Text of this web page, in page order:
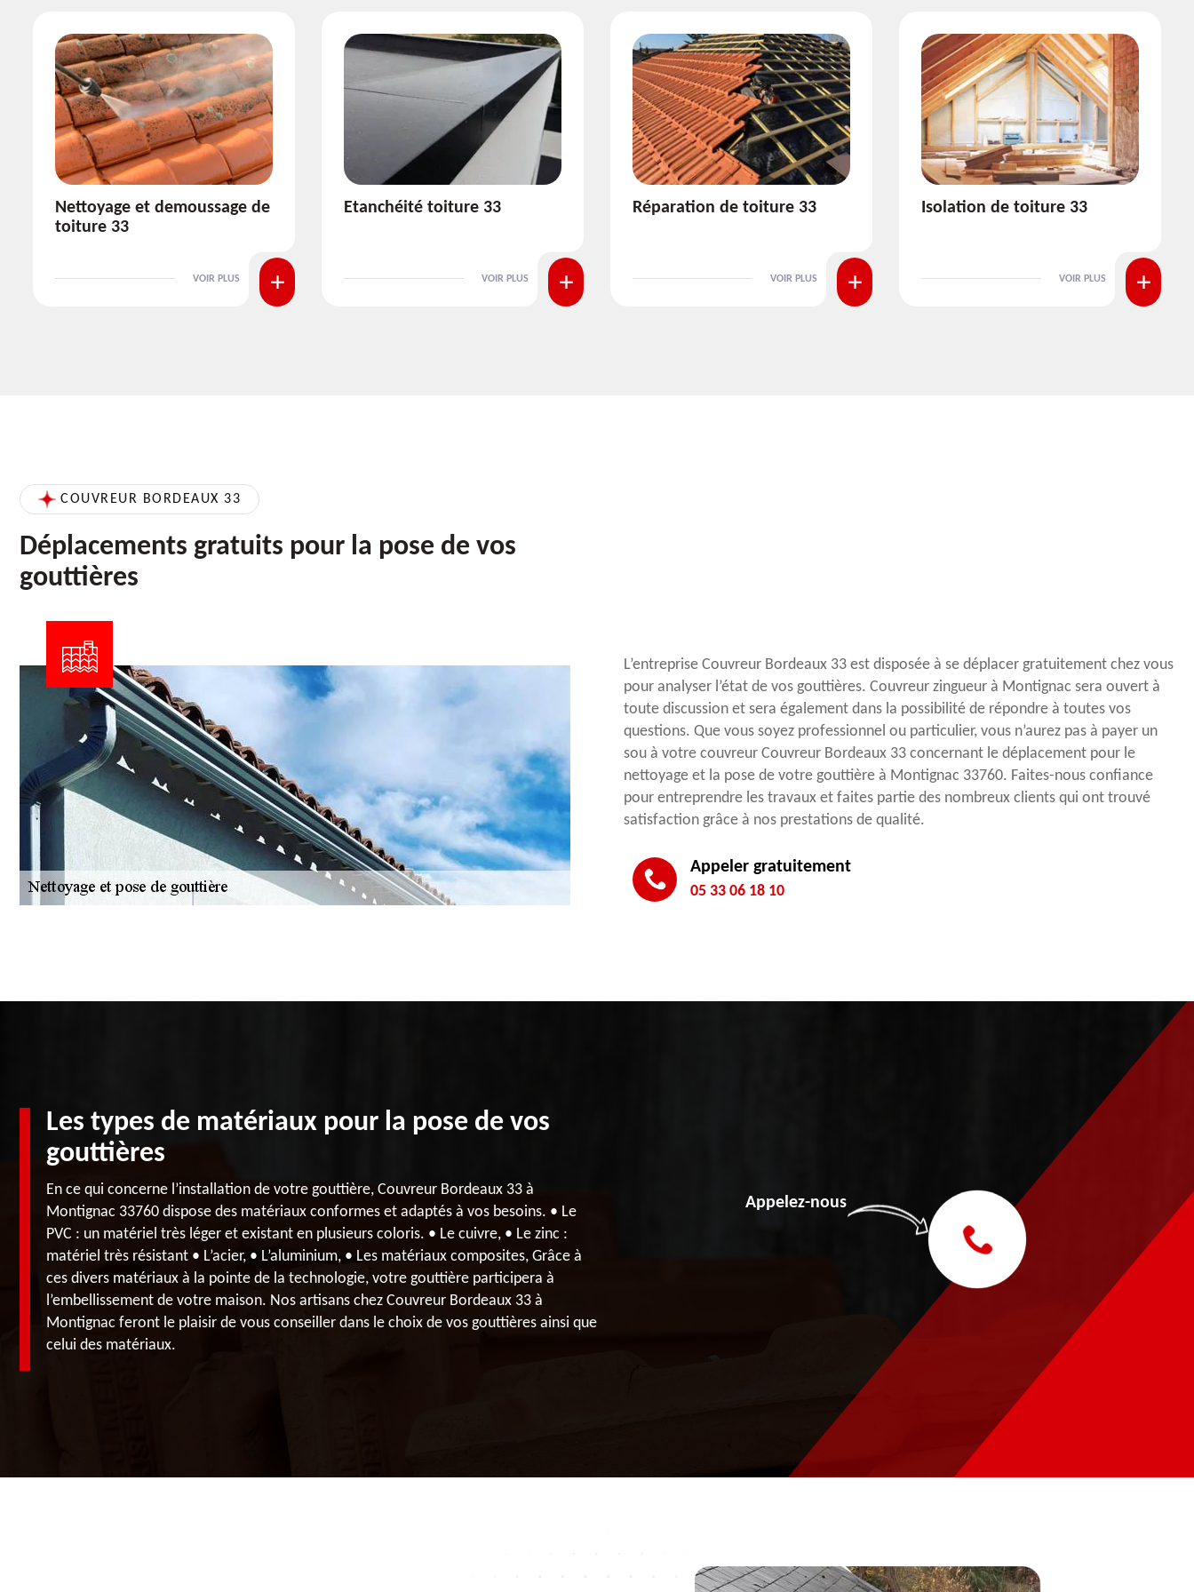
Etanchéité toiture 33
VOIR PLUS
Réparation de toiture 33
VOIR PLUS
Isolation de toiture 33
VOIR PLUS
Pose et nettoyage de
VOIR PLUS
COUVREUR BORDEAUX 33
Déplacements gratuits pour la pose de vos
gouttières
L’entreprise Couvreur Bordeaux 33 est disposée à se déplacer gratuitement chez vous
pour analyser l’état de vos gouttières. Couvreur zingueur à Montignac sera ouvert à
toute discussion et sera également dans la possibilité de répondre à toutes vos
questions. Que vous soyez professionnel ou particulier, vous n’aurez pas à payer un
sou à votre couvreur Couvreur Bordeaux 33 concernant le déplacement pour le
nettoyage et la pose de votre gouttière à Montignac 33760. Faites-nous confiance
pour entreprendre les travaux et faites partie des nombreux clients qui ont trouvé
satisfaction grâce à nos prestations de qualité.
Appeler gratuitement
05 33 06 18 10
Les types de matériaux pour la pose de vos
gouttières
En ce qui concerne l’installation de votre gouttière, Couvreur Bordeaux 33 à
Montignac 33760 dispose des matériaux conformes et adaptés à vos besoins. • Le
PVC : un matériel très léger et existant en plusieurs coloris. • Le cuivre, • Le zinc :
matériel très résistant • L’acier, • L’aluminium, • Les matériaux composites, Grâce à
ces divers matériaux à la pointe de la technologie, votre gouttière participera à
l’embellissement de votre maison. Nos artisans chez Couvreur Bordeaux 33 à
Montignac feront le plaisir de vous conseiller dans le choix de vos gouttières ainsi que
celui des matériaux.
Appelez-nous